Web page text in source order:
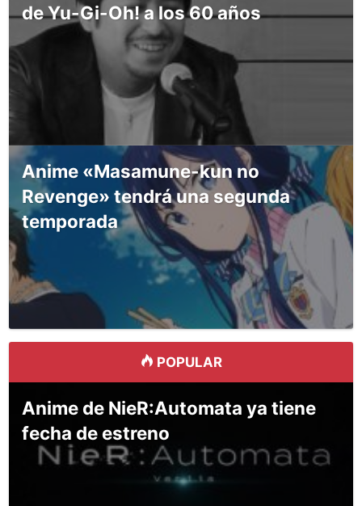
de Yu-Gi-Oh! a los 60 años
Anime «Masamune-kun no
Revenge» tendrá una segunda
temporada
POPULAR
Anime de NieR:Automata ya tiene
fecha de estreno